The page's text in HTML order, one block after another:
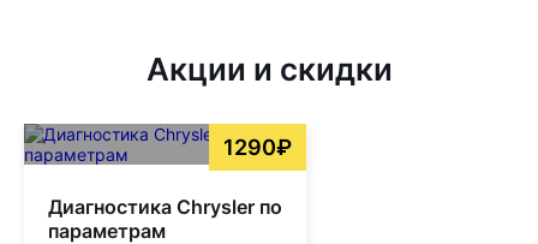
Акции и скидки
1290₽
Диагностика Chrysler по
параметрам